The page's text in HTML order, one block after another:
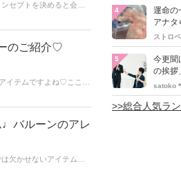
セプトを決めると会場
ります。今回は、春の
のご紹介♡
イテムですよね♡ここで
♩バルーンのアレ
欠かせないアイテムで
4
運命の
アナタ
ストロ
5
今更聞
の挨拶
satoko
>>総合人気ラ